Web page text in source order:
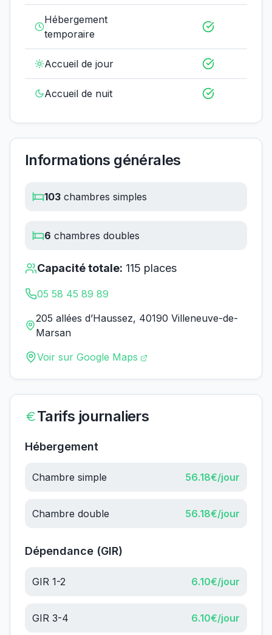
Hébergement
temporaire
Accueil de jour
Accueil de nuit
Informations générales
103 chambres simples
6 chambres doubles
Capacité totale: 115 places
05 58 45 89 89
205 allées d’Haussez, 40190 Villeneuve-de-
Marsan
Voir sur Google Maps
Tarifs journaliers
Hébergement
Chambre simple 56.18€/jour
Chambre double 56.18€/jour
Dépendance (GIR)
GIR 1-2 6.10€/jour
GIR 3-4 6.10€/jour